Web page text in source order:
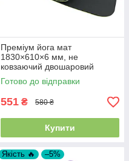
Преміум йога мат
1830×610×6 мм, не
ковзаючий двошаровий
килимок для фітнесу, TPE-
ТС, чорний верх/салатний
низ
Готово до відправки
551 ₴ 580 ₴
Купити
Якість 🔥 –5%